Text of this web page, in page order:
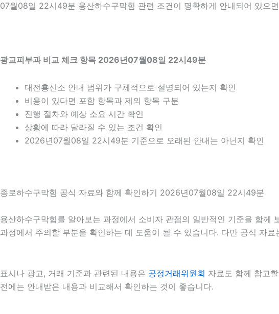
07월08일 22시49분 용산하수구막힘 관련 조건이 명확하게 안내되어 있으
광교피부과 비교 체크 항목 2026년07월08일 22시49분
대전흥신소 안내 범위가 구체적으로 설명되어 있는지 확인
비용이 있다면 포함 항목과 제외 항목 구분
진행 절차와 예상 소요 시간 확인
상황에 따라 달라질 수 있는 조건 확인
2026년07월08일 22시49분 기준으로 오래된 안내는 아닌지 확인
종로하수구막힘 공식 자료와 함께 확인하기 2026년07월08일 22시49분
용산하수구막힘를 알아보는 과정에서 소비자 관점의 일반적인 기준을 함께
과정에서 주의할 부분을 확인하는 데 도움이 될 수 있습니다. 다만 공식 자
표시나 광고, 거래 기준과 관련된 내용은 공정거래위원회 자료도 함께 참고
전에는 안내받은 내용과 비교해서 확인하는 것이 좋습니다.